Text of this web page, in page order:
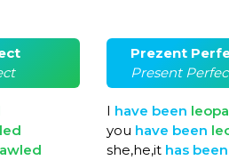
Prezent
Present
I have been
you have been
she,he,it has been